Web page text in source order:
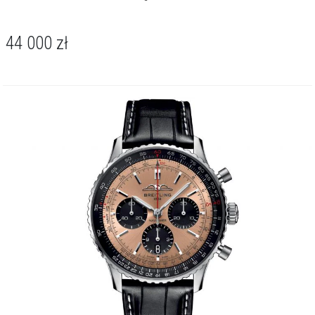
28 800 wahnięć na godzinę. Konstrukcja zapewnia wodoszczelność
do 30 metrów / 3 barów, co oznacza pełną odporność na
przypadkowe zachlapania. To właśnie charakterystyczny suwak
logarytmiczny sprawia, iż Navitimer od 1952 roku pozostaje jednym z
najbardziej rozpoznawalnych zegarków w historii awiacji.
Breitling Navitimer Automatic 36 to propozycja dla koneserów
ceniących mariaż technicznej precyzji z biżuteryjną finezją. Jego
charakter doskonale dopełni zarówno formalną stylizację z wełnianą
marynarką, jak i bardziej swobodny zestaw, wnosząc do każdej z
nich nutę dyskretnego, lotniczego luksusu.
44 000 zł